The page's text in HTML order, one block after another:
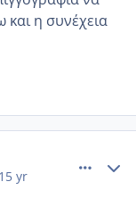
και η συνέχεια
yr